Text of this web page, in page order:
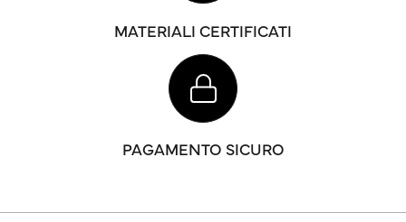
MATERIALI CERTIFICATI
PAGAMENTO SICURO